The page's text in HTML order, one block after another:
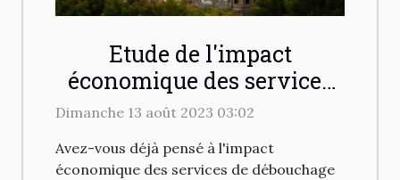
Etude de l'impact
économique des services
de débouchage d'urgence à
Arlon
Dimanche 13 août 2023 03:02
Avez-vous déjà pensé à l'impact
économique des services de débouchage